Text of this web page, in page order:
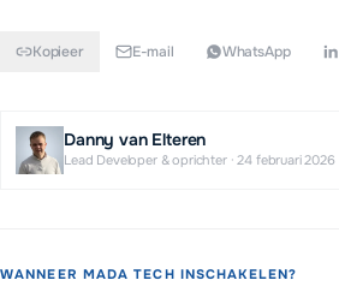
Kopieer E-mail WhatsApp
Danny van Elteren
Lead Developer & oprichter·24 februari 2026
WANNEER MADA TECH INSCHAKELEN?